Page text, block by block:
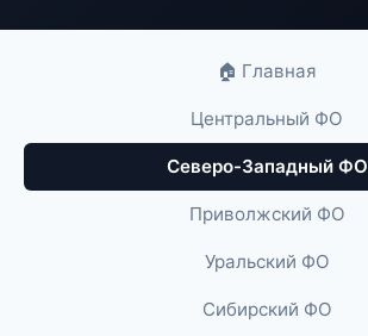
🏠 Главная
Центральный ФО
Северо-Западный ФО
Приволжский ФО
Уральский ФО
Сибирский ФО